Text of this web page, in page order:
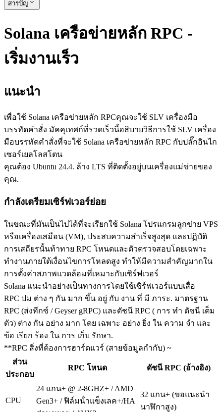
สารบัญ
Solana เครือข่ายหลัก RPC -
เริ่มงานเร็ว
แนะนํา
เพื่อใช้ Solana เครือข่ายหลัก RPCคุณจะใช้ SLV เครื่องมือ
บรรทัดคําสั่ง มัคคุเทศก์ที่รวดเร็วนี้อธิบายวิธีการใช้ SLV เครื่อง
มือบรรทัดคําสั่งที่จะใช้ Solana เครือข่ายหลัก RPC กับปลั๊กอินไก
เซอร์เยลโลสโตน
คุณต้อง Ubuntu 24.4. ล้าง LTS ที่ติดตั้งอยู่บนเครื่องแม่ข่ายของ
คุณ.
กําลังเตรียมเซิร์ฟเวอร์ย่อย
ในขณะที่มันเป็นไปได้ที่จะเรียกใช้ Solana โปรแกรมลูกข่าย VPS
หรือเครื่องเสมือน (VM), ประสบความสําเร็จสูงสุด และปฏิบัติ
การเสถียรนั้นท้าทาย RPC โหนดและตัวตรวจสอบโดยเฉพาะ
ทํางานภายใต้เงื่อนไขการโหลดสูง ทําให้มีความสําคัญมากใน
การตั้งค่าสภาพแวดล้อมที่เหมาะกับเซิร์ฟเวอร์
Solana แนะนําอย่างเป็นทางการโดยใช้เซิร์ฟเวอร์แบบเสื่อ
RPC ปม ต่าง ๆ กัน มาก ขึ้น อยู่ กับ งาน ที่ มี ภาระ. มาตรฐาน
RPC (ส่งทีกซ์ / Geyser gRPC) และดัชนี RPC ( การ ทํา ดัชนี เต็ม
ตัว) ต่าง กัน อย่าง มาก โดย เฉพาะ อย่าง ยิ่ง ใน ความ จํา และ
ข้อ เรียก ร้อง ใน การ เก็บ รักษา.
**RPC สิ่งที่ต้องการฮาร์ดแวร์ (สายข้อมูลกํากับ) ~
ส่วน
ประกอบ
RPC โหนด ดัชนี RPC (อ้างอิง)
CPU
24 แกน+ @ 2-8GHZ+ / AMD
Gen3+ / ฟิล์มน้ําแข็งเลค+/HA
32 แกน+ (ขอแนะนํา
นาฬิกาสูง)